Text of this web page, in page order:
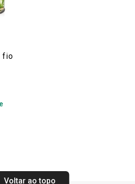
fio
Voltar ao topo